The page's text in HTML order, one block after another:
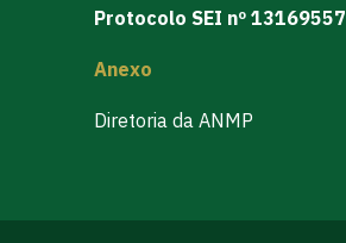
Protocolo SEI nº 13169557
Anexo
Diretoria da ANMP